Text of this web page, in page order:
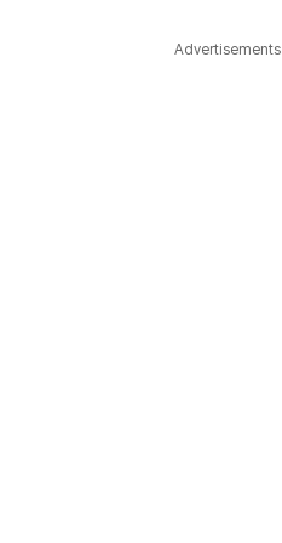
ENGLISH 中文
Advertisements